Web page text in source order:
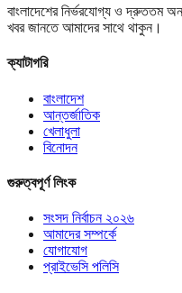
বাংলাদেশের নির্ভরযোগ্য ও দ্রুততম
খবর জানতে আমাদের সাথে থাকুন।
ক্যাটাগরি
বাংলাদেশ
আন্তর্জাতিক
খেলাধুলা
বিনোদন
গুরুত্বপূর্ণ লিংক
সংসদ নির্বাচন ২০২৬
আমাদের সম্পর্কে
যোগাযোগ
প্রাইভেসি পলিসি